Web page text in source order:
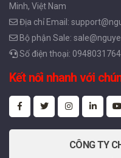
Minh, Việt Nam
Địa chỉ Email:
Bộ phận Sale:
Số điện thoại: 0948031764
Kết nối nhanh với
CÔNG TY